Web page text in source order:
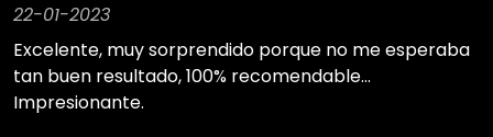
22-01-2023
Excelente, muy sorprendido porque no me esperaba
tan buen resultado, 100% recomendable...
Impresionante.